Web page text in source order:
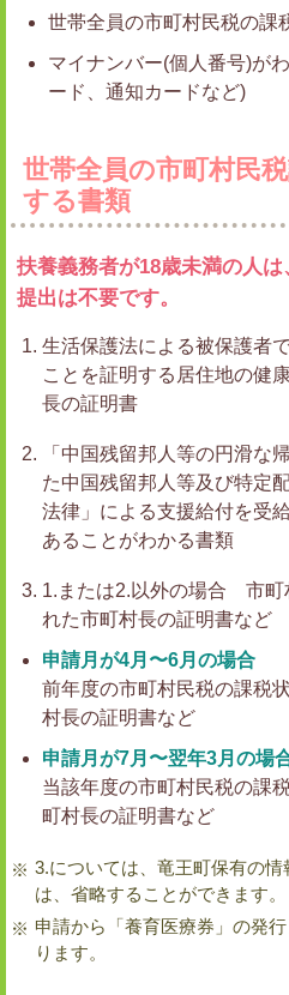
世帯全員の市町村民税の課
マイナンバー(個人番号)が
ード、通知カードなど)
世帯全員の市町村民
する書類
扶養義務者が18歳未満の人
提出は不要です。
生活保護法による被保護者
ことを証明する居住地の健
長の証明書
「中国残留邦人等の円滑な
た中国残留邦人等及び特定
法律」による支援給付を受
あることがわかる書類
1.または2.以外の場合 市町
れた市町村長の証明書など
申請月が4月〜6月の場合
前年度の市町村民税の課税
村長の証明書など
申請月が7月〜翌年3月の場
当該年度の市町村民税の課
町村長の証明書など
3.については、竜王町保有の
は、省略することができます。
申請から「養育医療券」の発
ります。